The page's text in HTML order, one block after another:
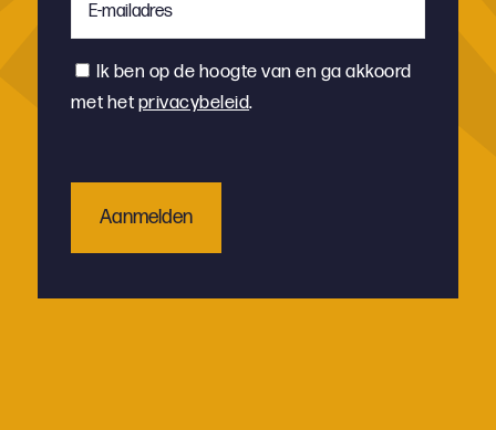
*Instemming
Ik ben op de hoogte van en ga akkoord
met het privacybeleid.